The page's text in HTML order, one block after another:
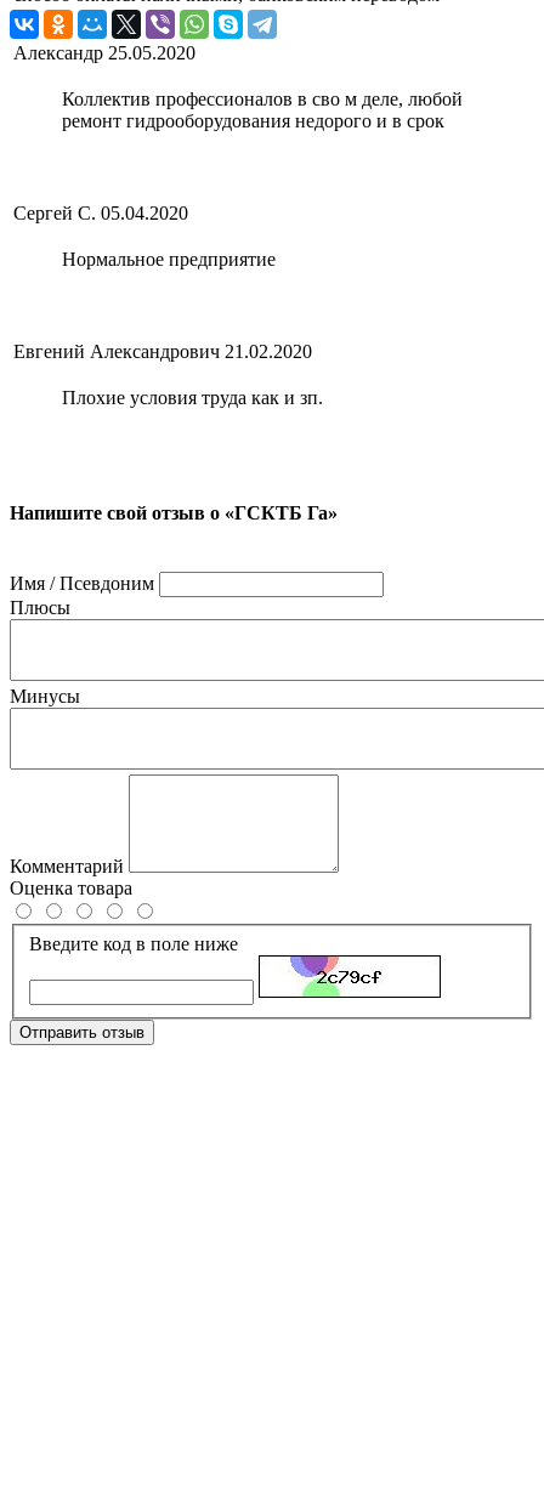
Александр 25.05.2020
Коллектив профессионалов в сво м деле, любой
ремонт гидрооборудования недорого и в срок
Сергей С. 05.04.2020
Нормальное предприятие
Евгений Александрович 21.02.2020
Плохие условия труда как и зп.
Напишите свой отзыв о «ГСКТБ Га»
Имя / Псевдоним
Плюсы
Минусы
Комментарий
Оценка товара
Введите код в поле ниже
Отправить отзыв